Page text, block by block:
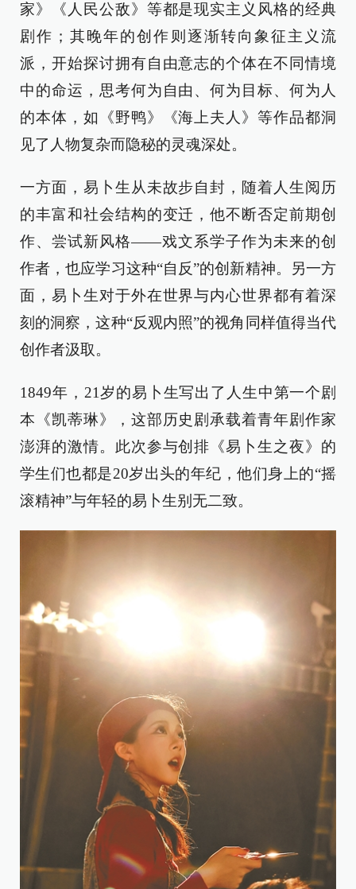
家》《人民公敌》等都是现实主义风格的经典
剧作；其晚年的创作则逐渐转向象征主义流
派，开始探讨拥有自由意志的个体在不同情境
中的命运，思考何为自由、何为目标、何为人
的本体，如《野鸭》《海上夫人》等作品都洞
见了人物复杂而隐秘的灵魂深处。
一方面，易卜生从未故步自封，随着人生阅历
的丰富和社会结构的变迁，他不断否定前期创
作、尝试新风格——戏文系学子作为未来的创
作者，也应学习这种“自反”的创新精神。另一方
面，易卜生对于外在世界与内心世界都有着深
刻的洞察，这种“反观内照”的视角同样值得当代
创作者汲取。
1849年，21岁的易卜生写出了人生中第一个剧
本《凯蒂琳》，这部历史剧承载着青年剧作家
澎湃的激情。此次参与创排《易卜生之夜》的
学生们也都是20岁出头的年纪，他们身上的“摇
滚精神”与年轻的易卜生别无二致。